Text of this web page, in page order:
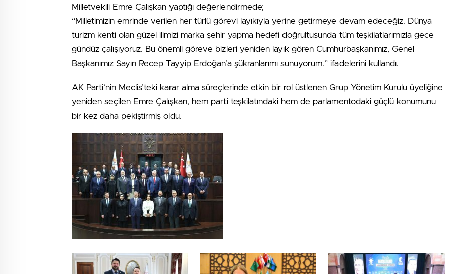
Milletvekili Emre Çalışkan yaptığı değerlendirmede;
“Milletimizin emrinde verilen her türlü görevi layıkıyla yerine getirmeye devam edeceğiz. Dünya
turizm kenti olan güzel ilimizi marka şehir yapma hedefi doğrultusunda tüm teşkilatlarımızla gece
gündüz çalışıyoruz. Bu önemli göreve bizleri yeniden layık gören Cumhurbaşkanımız, Genel
Başkanımız Sayın Recep Tayyip Erdoğan’a şükranlarımı sunuyorum.” ifadelerini kullandı.
AK Parti’nin Meclis’teki karar alma süreçlerinde etkin bir rol üstlenen Grup Yönetim Kurulu üyeliğine
yeniden seçilen Emre Çalışkan, hem parti teşkilatındaki hem de parlamentodaki güçlü konumunu
bir kez daha pekiştirmiş oldu.